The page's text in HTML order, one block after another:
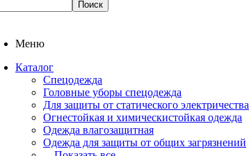
Меню
Каталог
Спецодежда
Головные уборы спецодежда
Для защиты от статического электричества
Огнестойкая и химическистойкая одежда
Одежда влагозащитная
Одежда для защиты от общих загрязнений